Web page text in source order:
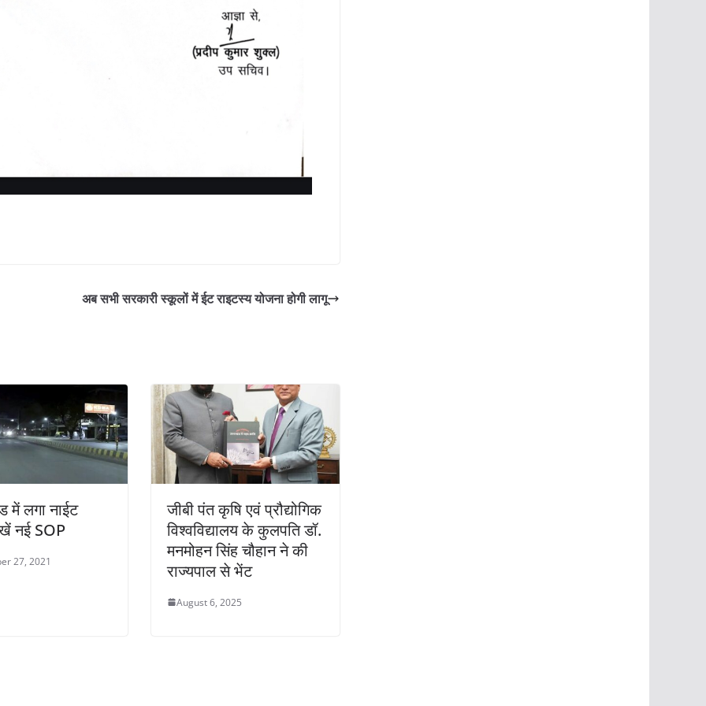
अब सभी सरकारी स्कूलों में ईट राइटस्य योजना होगी लागू
में लगा नाईट
नई SOP
27, 2021
जीबी पंत कृषि एवं प्रौद्योगिक
विश्वविद्यालय के कुलपति डॉ.
मनमोहन सिंह चौहान ने की
राज्यपाल से भेंट
August 6, 2025